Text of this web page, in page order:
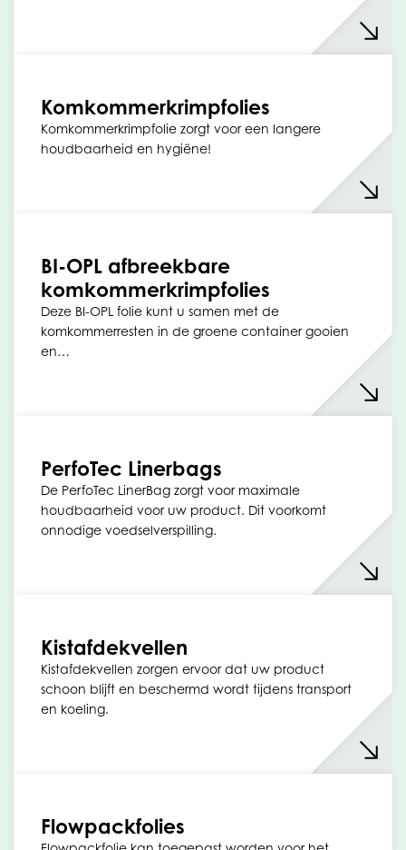
Komkommerkrimpfolies
Komkommerkrimpfolie zorgt voor een langere
houdbaarheid en hygiëne!
BI-OPL afbreekbare
komkommerkrimpfolies
Deze BI-OPL folie kunt u samen met de
komkommerresten in de groene container gooien
en…
PerfoTec Linerbags
De PerfoTec LinerBag zorgt voor maximale
houdbaarheid voor uw product. Dit voorkomt
onnodige voedselverspilling.
Kistafdekvellen
Kistafdekvellen zorgen ervoor dat uw product
schoon blijft en beschermd wordt tijdens transport
en koeling.
Flowpackfolies